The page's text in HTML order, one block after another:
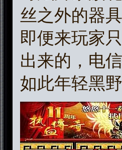
丝之外的器
即便来玩家
出来的，电
如此年轻黑野